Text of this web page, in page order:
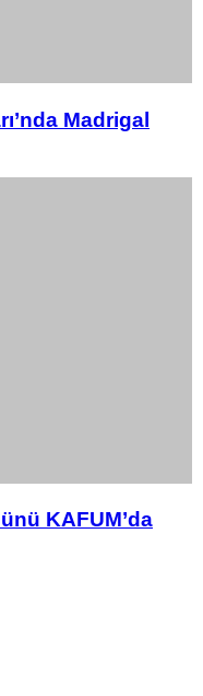
Madrigal
KAFUM’da